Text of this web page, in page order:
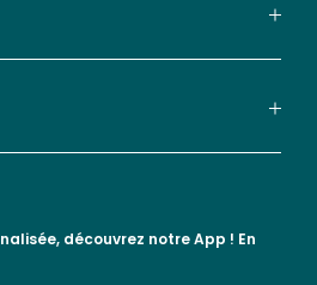
découvrez notre App ! En